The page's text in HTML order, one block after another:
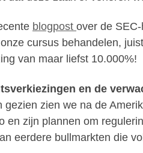
blogpost over de
cursus behandelen,
van maar liefst 10.000%!
en de
gezien zien we na de
en zijn plannen om
eerdere bullmarkten die